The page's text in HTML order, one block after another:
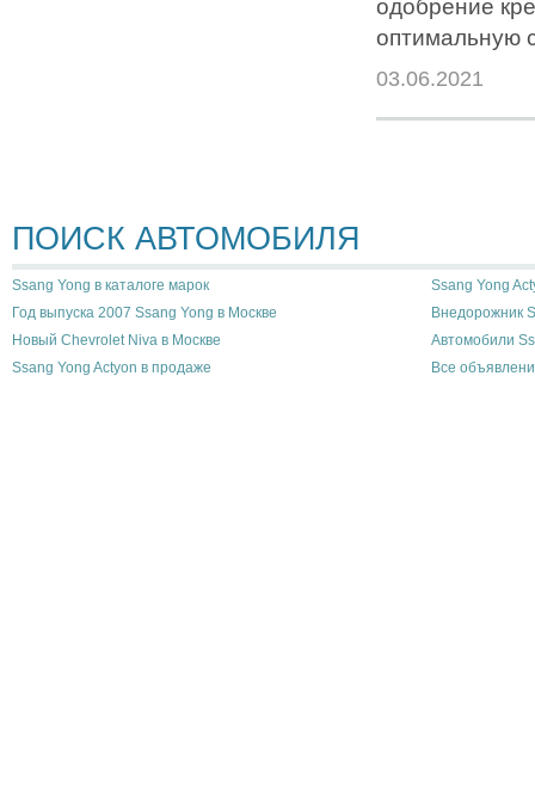
одобрение
оптимальную
03.06.2021
ПОИСК АВТОМОБИЛЯ
Ssang Yong в каталоге марок
Ssang Yong
Год выпуска 2007 Ssang Yong в Москве
Внедорожник
Новый Chevrolet Niva в Москве
Автомобили
Ssang Yong Actyon в продаже
Все